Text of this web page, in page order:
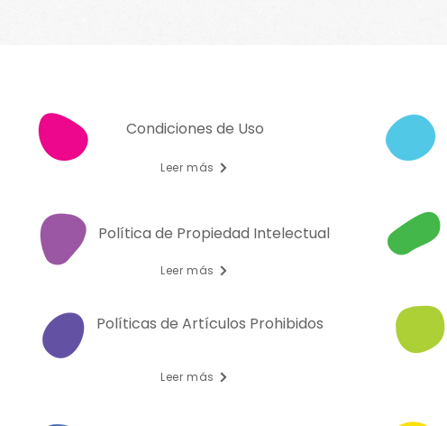
Condiciones de Uso
Leer más
Política de Propiedad Intelectual
Leer más
Políticas de Artículos Prohibidos
Leer más